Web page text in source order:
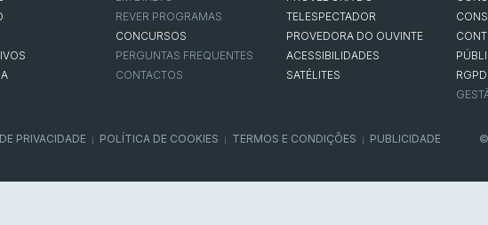
REVER PROGRAMAS
CONCURSOS
PERGUNTAS FREQUENTES
CONTACTOS
TELESPECTADOR
PROVEDORA DO OUVINTE
ACESSIBILIDADES
SATÉLITES
RGPD
PRIVACIDADE POLÍTICA DE COOKIES TERMOS E CONDIÇÕES PUBLICIDADE